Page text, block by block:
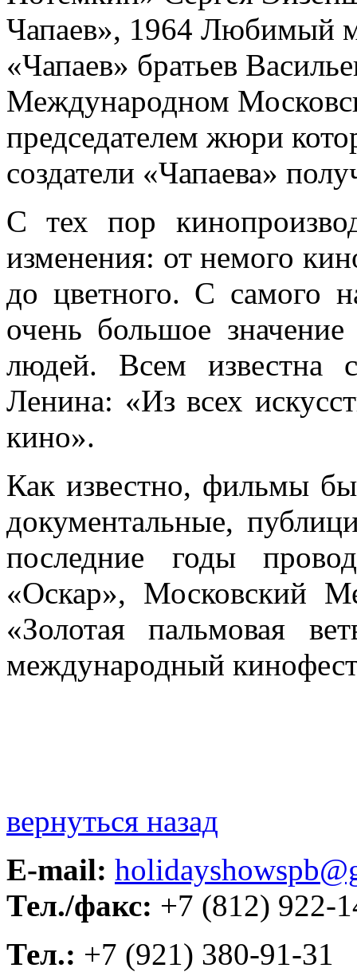
Чапаев», 1964 Любимый
«Чапаев» братьев
Международном
председателем жюри
создатели «Чапаева»
С тех пор
изменения: от немого
до цветного. С самого
очень большое
людей. Всем известна
Ленина: «Из всех
кино».
Как известно, фильмы
документальные,
последние годы
«Оскар», Московский
«Золотая пальмовая
международный
вернуться назад
E-mail:
Тел./факс: +7 (812) 922-
Тел.: +7 (921) 380-91-31